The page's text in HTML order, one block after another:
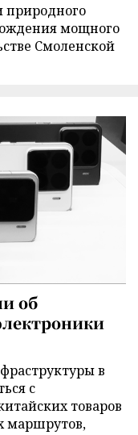
природного
мощного
Смоленской
об
в
с
товаров
маршрутов,